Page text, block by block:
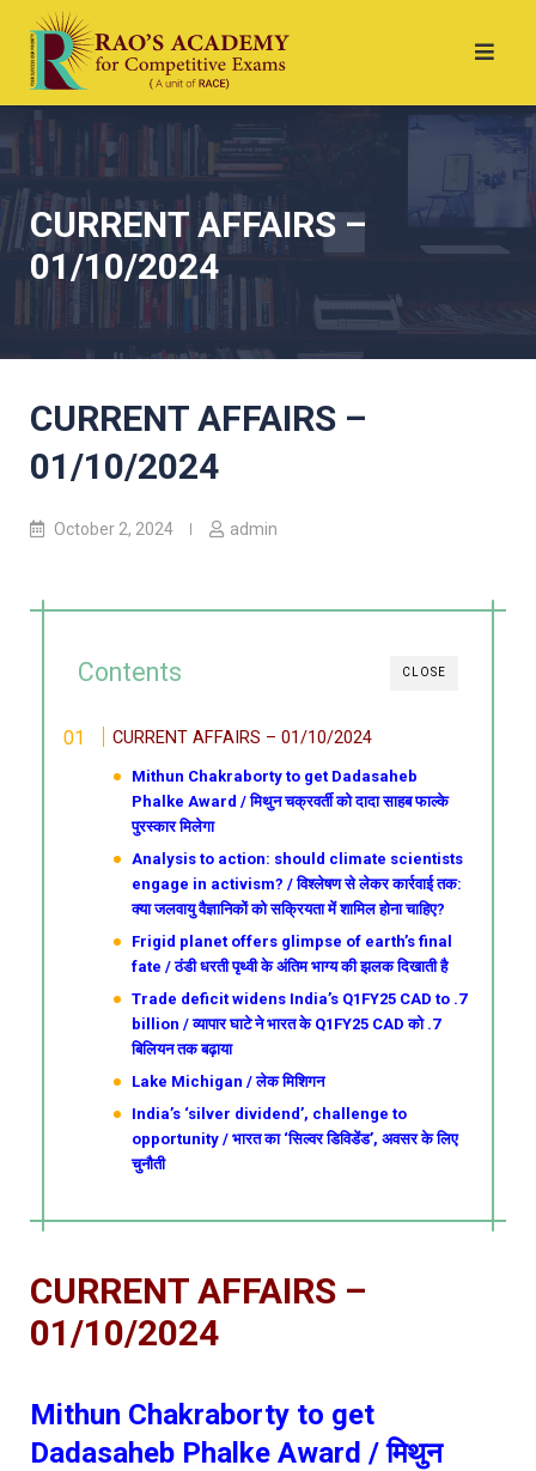
CURRENT AFFAIRS –
01/10/2024
CURRENT AFFAIRS –
01/10/2024
October 2, 2024 admin
CLOSE
Contents
CURRENT AFFAIRS – 01/10/2024
Mithun Chakraborty to get Dadasaheb
Phalke Award / मिथुन चक्रवर्ती को दादा साहब फाल्के
पुरस्कार मिलेगा
Analysis to action: should climate scientists
engage in activism? / विश्लेषण से लेकर कार्रवाई तक:
क्या जलवायु वैज्ञानिकों को सक्रियता में शामिल होना चाहिए?
Frigid planet offers glimpse of earth’s final
fate / ठंडी धरती पृथ्वी के अंतिम भाग्य की झलक दिखाती है
Trade deficit widens India’s Q1FY25 CAD to .7
billion / व्यापार घाटे ने भारत के Q1FY25 CAD को .7
बिलियन तक बढ़ाया
Lake Michigan / लेक मिशिगन
India’s ‘silver dividend’, challenge to
opportunity / भारत का ‘सिल्वर डिविडेंड’, अवसर के लिए
चुनौती
CURRENT AFFAIRS –
01/10/2024
Mithun Chakraborty to get
Dadasaheb Phalke Award / मिथुन